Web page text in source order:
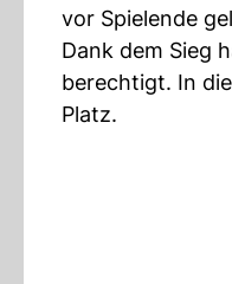
vor Spielende
Dank dem Sieg
berechtigt. In
Platz.